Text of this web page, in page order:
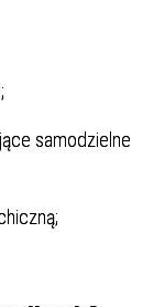
samodzielne